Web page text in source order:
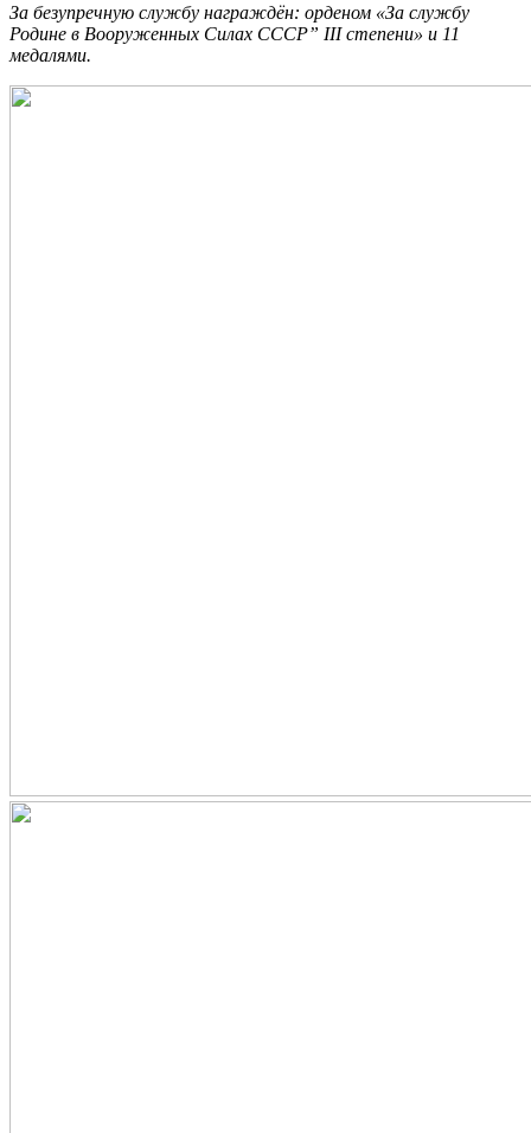
За безупречную службу награждён: орденом «За службу
Родине в Вооруженных Силах СССР” III степени» и 11
медалями.